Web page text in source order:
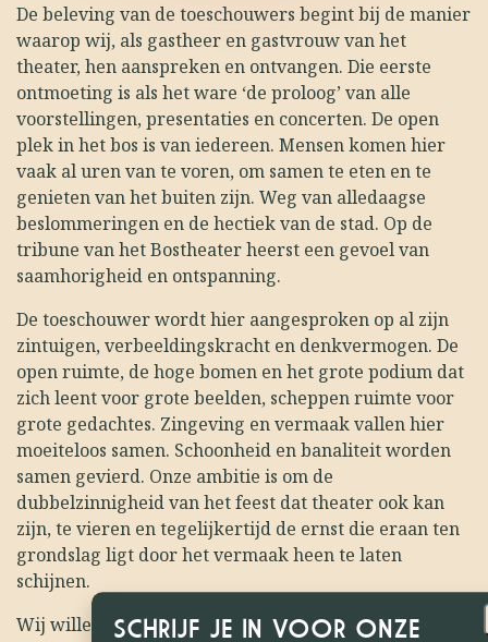
SCHRIJF JE IN VOOR ONZE
De beleving van de toeschouwers begint bij de manier
waarop wij, als gastheer en gastvrouw van het
theater, hen aanspreken en ontvangen. Die eerste
ontmoeting is als het ware ‘de proloog’ van alle
voorstellingen, presentaties en concerten. De open
plek in het bos is van iedereen. Mensen komen hier
vaak al uren van te voren, om samen te eten en te
genieten van het buiten zijn. Weg van alledaagse
beslommeringen en de hectiek van de stad. Op de
tribune van het Bostheater heerst een gevoel van
saamhorigheid en ontspanning.
De toeschouwer wordt hier aangesproken op al zijn
zintuigen, verbeeldingskracht en denkvermogen. De
open ruimte, de hoge bomen en het grote podium dat
zich leent voor grote beelden, scheppen ruimte voor
grote gedachtes. Zingeving en vermaak vallen hier
moeiteloos samen. Schoonheid en banaliteit worden
samen gevierd. Onze ambitie is om de
dubbelzinnigheid van het feest dat theater ook kan
zijn, te vieren en tegelijkertijd de ernst die eraan ten
grondslag ligt door het vermaak heen te laten
schijnen.
Wij willen een groot en breed publiek een